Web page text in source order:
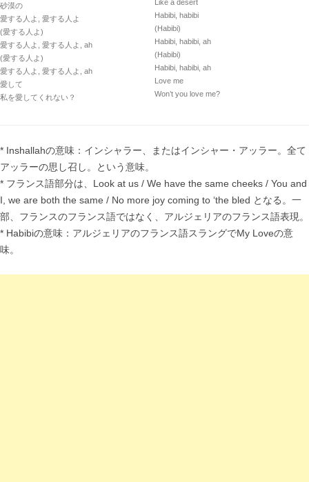
砂漠の
愛する人よ, 愛する人よ
(愛する人よ)
愛する人よ, 愛する人よ, ah
(愛する人よ)
愛する人よ, 愛する人よ, ah
愛して
私を愛してくれない？
Like a desert
Habibi, habibi
(Habibi)
Habibi, habibi, ah
(Habibi)
Habibi, habibi, ah
Love me
Won’t you love me?
* Inshallahの意味：インシャラー、またはインシャー・アッラー。全て
アッラーの思し召し。という意味。
* フランス語部分は、Look at us / We have the same cheeks / You and
I, we are both the same / No more joy coming to ‘the bled となる。一
部、フランスのフランス語ではなく、アルジェリアのフランス語表現。
* Habibiの意味：アルジェリアのフランス語スラングでMy Loveの意
味。